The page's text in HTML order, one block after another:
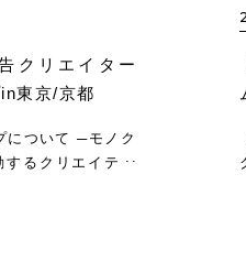
クリエイター
東京/京都
について ─モノク
するクリエイティ